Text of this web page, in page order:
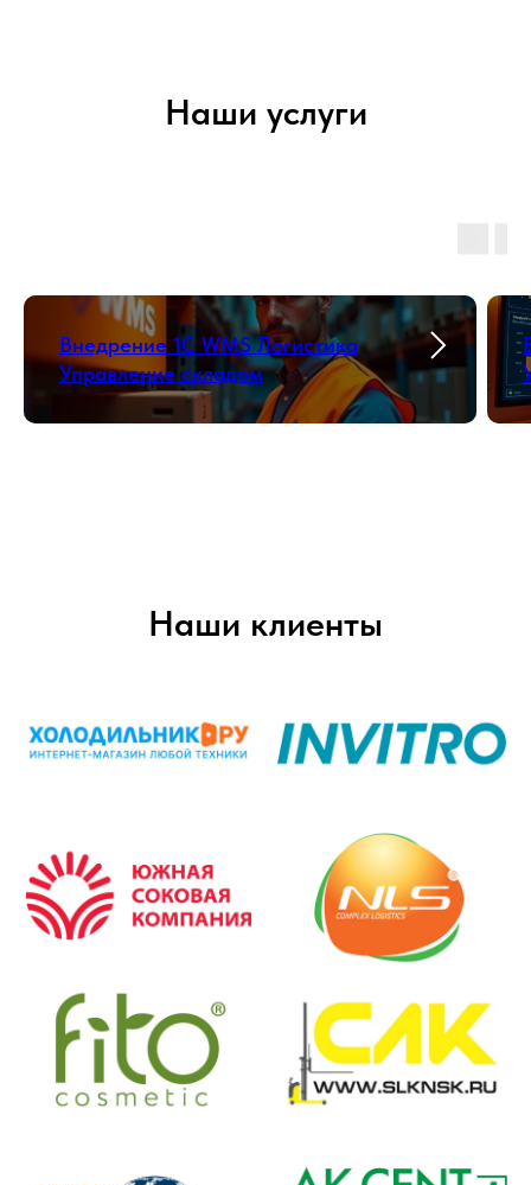
Наши услуги
Внедрение 1С WMS Логистика
Управление складом
Наши клиенты